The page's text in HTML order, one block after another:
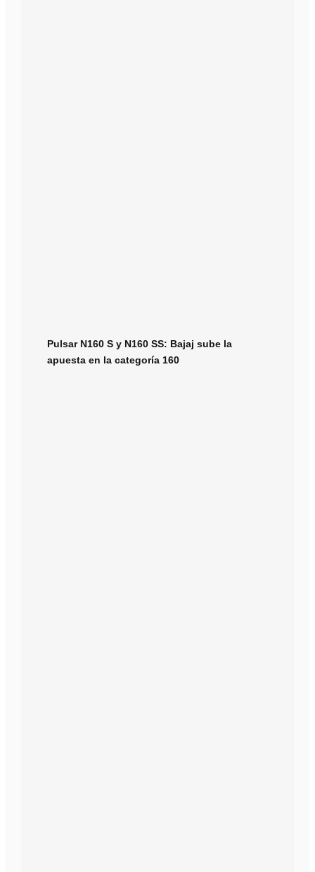
Pulsar N160 S y N160 SS: Bajaj sube la
apuesta en la categoría 160